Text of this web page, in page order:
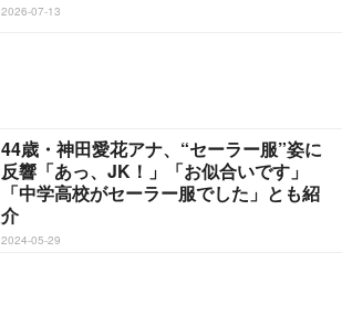
2026-07-13
44歳・神田愛花アナ、“セーラー服”姿に
反響「あっ、JK！」「お似合いです」
「中学高校がセーラー服でした」とも紹
介
2024-05-29